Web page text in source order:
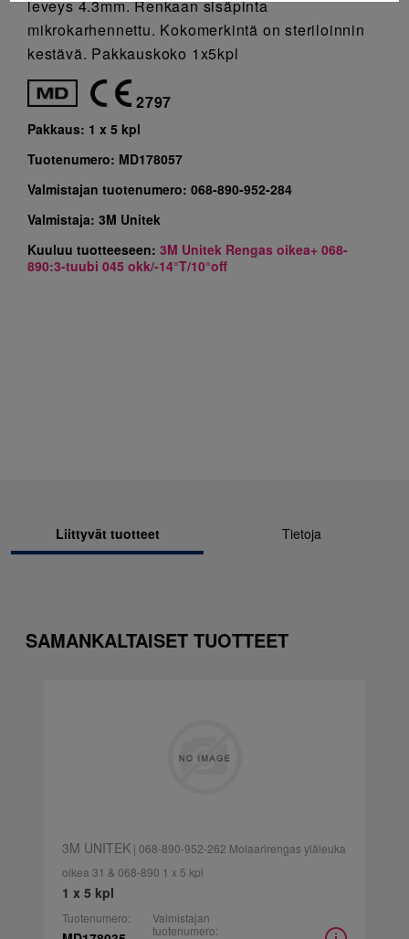
leveys 4.3mm. Renkaan sisäpinta
mikrokarhennettu. Kokomerkintä on steriloinnin
kestävä. Pakkauskoko 1x5kpl
2797
Pakkaus: 1 x 5 kpl
Tuotenumero: MD178057
Valmistajan tuotenumero: 068-890-952-284
Valmistaja: 3M Unitek
Kuuluu tuotteeseen: 3M Unitek Rengas oikea+ 068-
890:3-tuubi 045 okk/-14°T/10°off
Liittyvät tuotteet Tietoja
SAMANKALTAISET TUOTTEET
3M UNITEK| 068-890-952-262 Molaarirengas yläleuka
oikea 31 & 068-890 1 x 5 kpl
1 x 5 kpl
Tuotenumero:
Valmistajan
tuotenumero: